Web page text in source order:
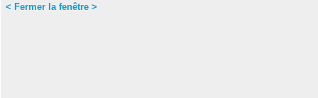
< Fermer la fenêtre >